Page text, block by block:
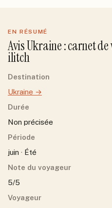
EN RÉSUMÉ
AvisUkraine: carnet de
ilitch
Destination
Ukraine →
Durée
Non précisée
Période
juin · Été
Note du voyageur
5/5
Voyageur